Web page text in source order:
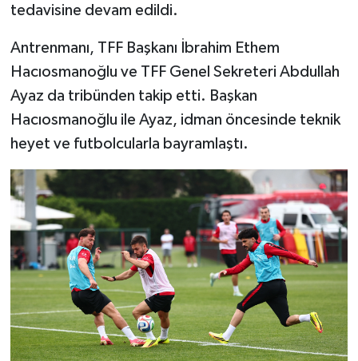
tedavisine devam edildi.
Antrenmanı, TFF Başkanı İbrahim Ethem
Hacıosmanoğlu ve TFF Genel Sekreteri Abdullah
Ayaz da tribünden takip etti. Başkan
Hacıosmanoğlu ile Ayaz, idman öncesinde teknik
heyet ve futbolcularla bayramlaştı.